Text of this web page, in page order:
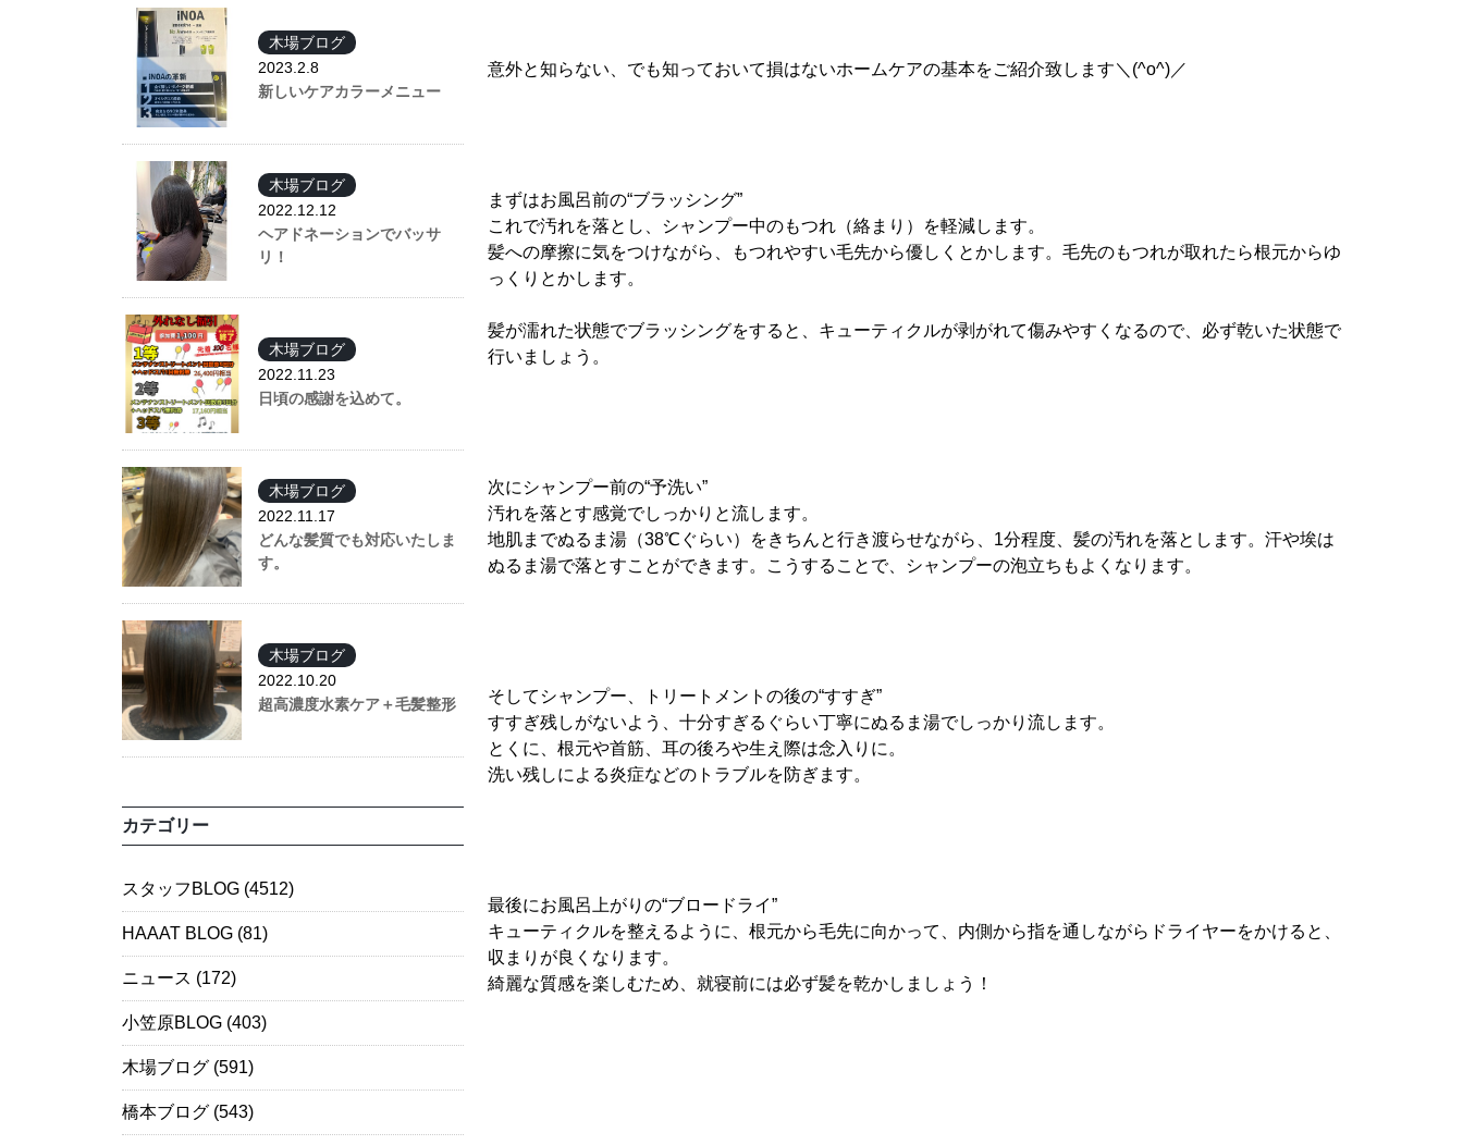
意外と知らない、でも知っておいて損はないホームケアの基本をご紹介致します＼(^o^)／
まずはお風呂前の“ブラッシング”
これで汚れを落とし、シャンプー中のもつれ（絡まり）を軽減します。
髪への摩擦に気をつけながら、もつれやすい毛先から優しくとかします。毛先のもつれが取れたら根元からゆ
っくりとかします。
髪が濡れた状態でブラッシングをすると、キューティクルが剥がれて傷みやすくなるので、必ず乾いた状態で
行いましょう。
次にシャンプー前の“予洗い”
汚れを落とす感覚でしっかりと流します。
地肌までぬるま湯（38℃ぐらい）をきちんと行き渡らせながら、1分程度、髪の汚れを落とします。汗や埃は
ぬるま湯で落とすことができます。こうすることで、シャンプーの泡立ちもよくなります。
そしてシャンプー、トリートメントの後の“すすぎ”
すすぎ残しがないよう、十分すぎるぐらい丁寧にぬるま湯でしっかり流します。
とくに、根元や首筋、耳の後ろや生え際は念入りに。
洗い残しによる炎症などのトラブルを防ぎます。
最後にお風呂上がりの“ブロードライ”
キューティクルを整えるように、根元から毛先に向かって、内側から指を通しながらドライヤーをかけると、
収まりが良くなります。
綺麗な質感を楽しむため、就寝前には必ず髪を乾かしましょう！
木場ブログ
2023.2.8
新しいケアカラーメニュー
木場ブログ
2022.12.12
ヘアドネーションでバッサ
リ！
木場ブログ
2022.11.23
日頃の感謝を込めて。
木場ブログ
2022.11.17
どんな髪質でも対応いたしま
す。
木場ブログ
2022.10.20
超高濃度水素ケア＋毛髪整形
カテゴリー
スタッフBLOG (4512)
HAAAT BLOG (81)
ニュース (172)
小笠原BLOG (403)
木場ブログ (591)
橋本ブログ (543)